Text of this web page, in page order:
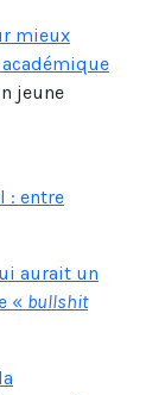
mieux
jeune
: entre
aurait un
« bullshit